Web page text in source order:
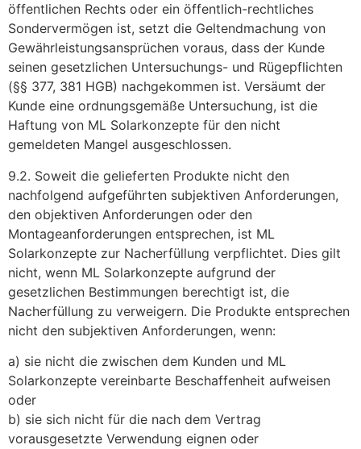
öffentlichen Rechts oder ein öffentlich-rechtliches
Sondervermögen ist, setzt die Geltendmachung von
Gewährleistungsansprüchen voraus, dass der Kunde
seinen gesetzlichen Untersuchungs- und Rügepflichten
(§§ 377, 381 HGB) nachgekommen ist. Versäumt der
Kunde eine ordnungsgemäße Untersuchung, ist die
Haftung von ML Solarkonzepte für den nicht
gemeldeten Mangel ausgeschlossen.
9.2. Soweit die gelieferten Produkte nicht den
nachfolgend aufgeführten subjektiven Anforderungen,
den objektiven Anforderungen oder den
Montageanforderungen entsprechen, ist ML
Solarkonzepte zur Nacherfüllung verpflichtet. Dies gilt
nicht, wenn ML Solarkonzepte aufgrund der
gesetzlichen Bestimmungen berechtigt ist, die
Nacherfüllung zu verweigern. Die Produkte entsprechen
nicht den subjektiven Anforderungen, wenn:
a) sie nicht die zwischen dem Kunden und ML
Solarkonzepte vereinbarte Beschaffenheit aufweisen
oder
b) sie sich nicht für die nach dem Vertrag
vorausgesetzte Verwendung eignen oder